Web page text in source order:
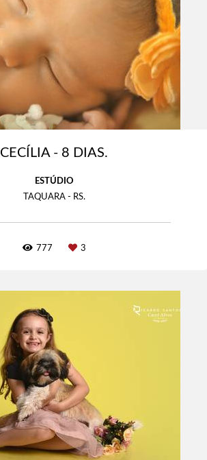
CECÍLIA - 8 DIAS.
ESTÚDIO
TAQUARA - RS.
777 3